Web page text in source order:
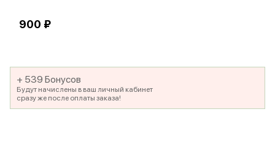
900 ₽
+ 539 Бонусов
Будут начислены в ваш личный кабинет
сразу же после оплаты заказа!